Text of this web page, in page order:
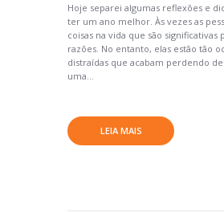
Hoje separei algumas reflexões e
ter um ano melhor. Às vezes as
coisas na vida que são significativas
razões. No entanto, elas estão tão
distraídas que acabam perdendo
uma...
LEIA MAIS